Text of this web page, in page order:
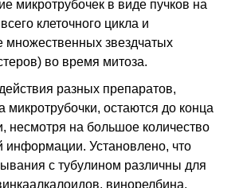
микротрубочек в виде пучков на
клеточного цикла и
множественных звездчатых
во время митоза.
разных препаратов,
остаются до конца
несмотря на большое количество
информации. Установлено, что
с тубулином различны для
винорелбина,